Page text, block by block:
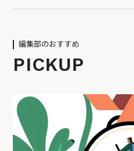
編集部のおすすめ
PICKUP